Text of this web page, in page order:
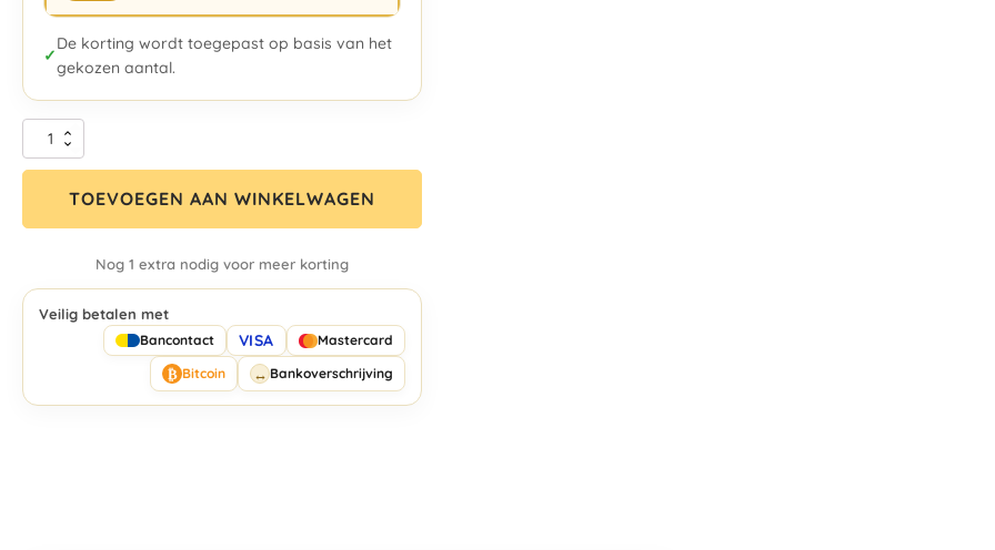
✓
De korting wordt toegepast op basis van het
gekozen aantal.
TOEVOEGEN AAN WINKELWAGEN
Nog 1 extra nodig voor meer korting
Veilig betalen met
Bancontact VISA Mastercard
₿ Bitcoin ↔ Bankoverschrijving